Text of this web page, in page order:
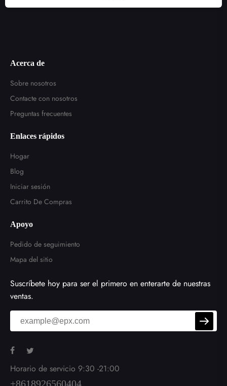
Acerca de
Sobre nosotros
Contacte con nosotros
Preguntas frecuentes
Enlaces rápidos
Hogar
Blog
Iniciar sesión
Carrito De Compras
Apoyo
Pedido de seguimiento
Mapa del sitio
Suscríbete hoy para ser el primero en enterarte de nuestras
ventas.
Horario de servicio 9:30 -21:00
+8618926560404